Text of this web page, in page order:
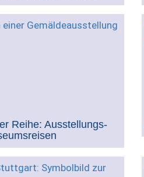
Reihe: Ausstellungs-